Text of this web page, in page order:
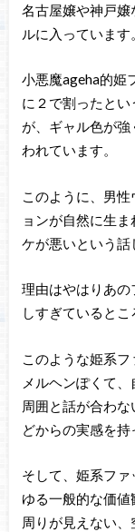
名古屋嬢や神戸
ルに入っています。
小悪魔ageha的姫
に２で割ったと
が、ギャル色が
われています。
このように、男
ョンが自然に生
ケが悪いという話
理由はやはりあ
しすぎていると
このような姫系フ
メルヘンぽくて
周囲と話が合わ
どからの実感を持
そして、姫系フ
ゆる一般的な価値
周りが見えない